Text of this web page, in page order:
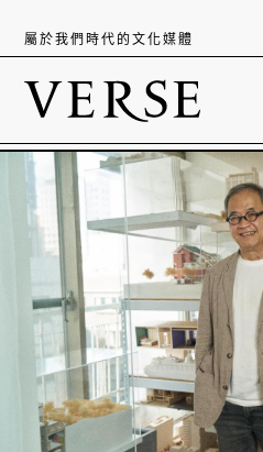
屬於我們時代的文化媒體